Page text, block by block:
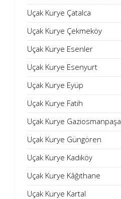
Uçak Kurye Çatalca
Uçak Kurye Çekmeköy
Uçak Kurye Esenler
Uçak Kurye Esenyurt
Uçak Kurye Eyüp
Uçak Kurye Fatih
Uçak Kurye Gaziosmanpaşa
Uçak Kurye Güngören
Uçak Kurye Kadıköy
Uçak Kurye Kâğıthane
Uçak Kurye Kartal